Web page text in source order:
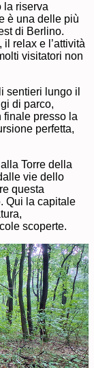
la riserva
è una delle più
di Berlino.
relax e l’attività
visitatori non
sentieri lungo il
di parco,
finale presso la
perfetta,
Torre della
vie dello
questa
Qui la capitale
scoperte.